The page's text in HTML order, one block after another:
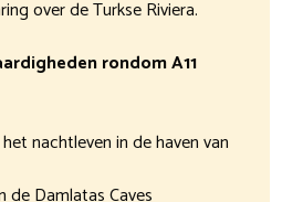
over de Turkse Riviera.
rondom A11
nachtleven in de haven van
de Damlatas Caves